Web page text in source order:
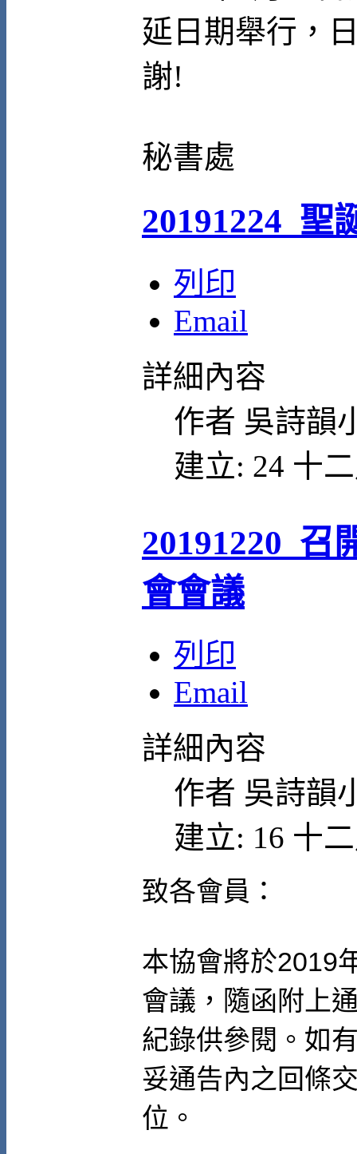
延日期舉行，
謝!
秘書處
20191224_聖
列印
Email
詳細內容
作者 吳詩韻
建立: 24 十
20191220_召
會會議
列印
Email
詳細內容
作者 吳詩韻
建立: 16 十
致各會員：
本協會將於2019
會議，隨函附上
紀錄供參閱。如
妥通告內之回條
位。